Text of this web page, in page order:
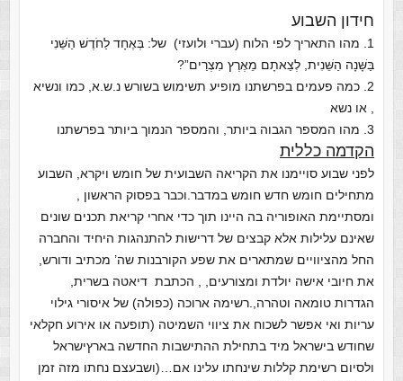
חידון השבוע
1. מהו התאריך לפי הלוח (עברי ולועזי) של: בְּאֶחָד לַחֹדֶשׁ הַשֵּׁנִי
בַּשָּׁנָה הַשֵּׁנִית, לְצֵאתָם מֵאֶרֶץ מִצְרַים”?
2. כמה פעמים בפרשתנו מופיע תשימוש בשורש נ.ש.א, כמו ונשיא
, או נשא
3. מהו המספר הגבוה ביותר, והמספר הנמוך ביותר בפרשתנו
הקדמה כללית
לפני שבוע סויימנו את הקריאה השבועית של חומש ויקרא, השבוע
מתחילים חומש חדש חומש במדבר.וכבר בפסוק הראשון ,
ומסתיימת האופוריה בה היינו תוך כדי אחרי קריאת תכנים שונים
שאינם עלילות אלא קבצים של דרישות להתנהגות היחיד והחברה
החל מהציוויים שמתארים את שפע הקורבנות שה’ מכתיב ודורש,
את חיובי אישה יולדת ומצורעים, , הכתבת דיאטה בשרית,
הגדרות טומאה וטהרה,.רשימה ארוכה (כפולה) של איסורי גילוי
עריות ואי אפשר לשכוח את ציווי השמיטה (תופעה או אירוע חקלאי
שחודש בישראל מיד בתחילת ההתישבות החדשה בארץישראל
ולסיום רשימת קללות שינחתו עלינו אם…(ושבעצם נחתו מזה זמן